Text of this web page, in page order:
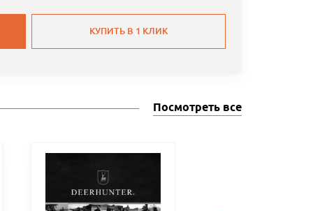
КУПИТЬ В 1 КЛИК
Посмотреть все